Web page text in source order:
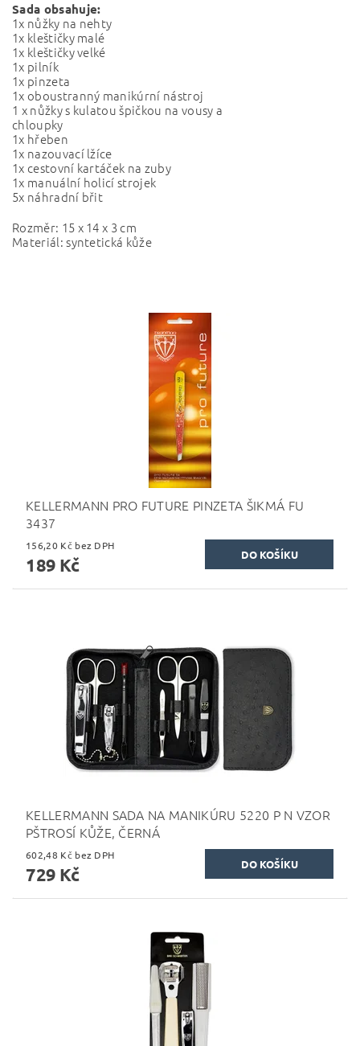
Sada obsahuje:
1x nůžky na nehty
1x kleštičky malé
1x kleštičky velké
1x pilník
1x pinzeta
1x oboustranný manikúrní nástroj
1 x nůžky s kulatou špičkou na vousy a
chloupky
1x hřeben
1x nazouvací lžíce
1x cestovní kartáček na zuby
1x manuální holicí strojek
5x náhradní břit
Rozměr: 15 x 14 x 3 cm
Materiál: syntetická kůže
KELLERMANN PRO FUTURE PINZETA ŠIKMÁ FU
3437
156,20 Kč bez DPH
189 Kč
KELLERMANN SADA NA MANIKÚRU 5220 P N VZOR
PŠTROSÍ KŮŽE, ČERNÁ
602,48 Kč bez DPH
729 Kč